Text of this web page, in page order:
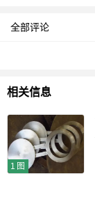
全部评论
相关信息
1图